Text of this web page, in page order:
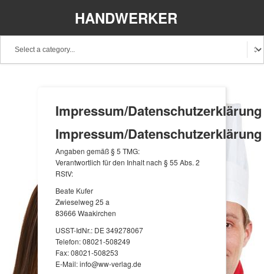
HANDWERKER
Impressum/Datenschutzerklärung
Impressum/Datenschutzerklärung
Angaben gemäß § 5 TMG:
Verantwortlich für den Inhalt nach § 55 Abs. 2
RStV:
Beate Kufer
Zwieselweg 25 a
83666 Waakirchen
USST-IdNr.: DE 349278067
Telefon: 08021-508249
Fax: 08021-508253
E-Mail: info@ww-verlag.de